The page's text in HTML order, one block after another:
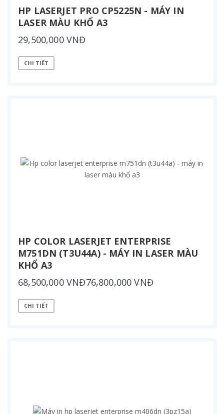
HP LASERJET PRO CP5225N - MÁY IN
LASER MÀU KHỔ A3
29,500,000 VNĐ
CHI TIẾT
HP COLOR LASERJET ENTERPRISE
M751DN (T3U44A) - MÁY IN LASER MÀU
KHỔ A3
68,500,000 VNĐ76,800,000 VNĐ
CHI TIẾT